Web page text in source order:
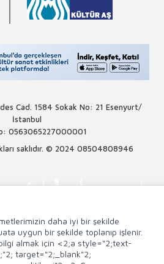
Cad. 1584 Sokak No: 21 Esenyurt/
İstanbul
0563065227000001
saklıdır. © 2024 08504808946
daha iyi bir şekilde
uygun bir şekilde toplanıp işlenir.
almak için <2;a style="2;text-
target="2;_blank"2;